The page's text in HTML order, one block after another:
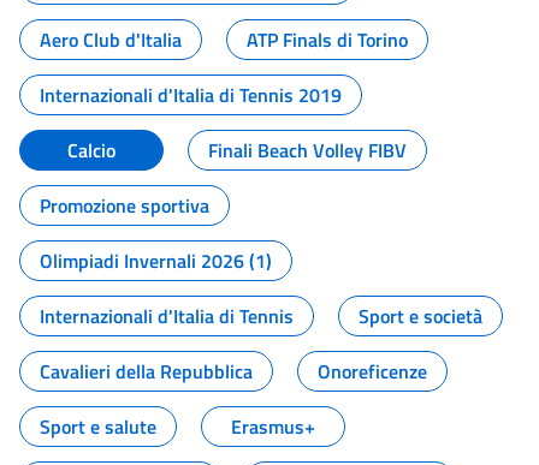
Aero Club d'Italia
ATP Finals di Torino
Internazionali d'Italia di Tennis 2019
Calcio
Finali Beach Volley FIBV
Promozione sportiva
Olimpiadi Invernali 2026 (1)
Internazionali d'Italia di Tennis
Sport e società
Cavalieri della Repubblica
Onoreficenze
Sport e salute
Erasmus+